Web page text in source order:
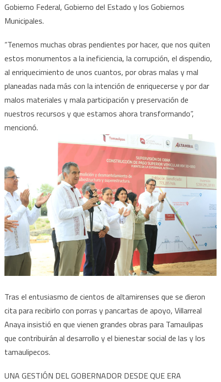
Gobierno Federal, Gobierno del Estado y los Gobiernos
Municipales.
“Tenemos muchas obras pendientes por hacer, que nos quiten
estos monumentos a la ineficiencia, la corrupción, el dispendio,
al enriquecimiento de unos cuantos, por obras malas y mal
planeadas nada más con la intención de enriquecerse y por dar
malos materiales y mala participación y preservación de
nuestros recursos y que estamos ahora transformando”,
mencionó.
Tras el entusiasmo de cientos de altamirenses que se dieron
cita para recibirlo con porras y pancartas de apoyo, Villarreal
Anaya insistió en que vienen grandes obras para Tamaulipas
que contribuirán al desarrollo y el bienestar social de las y los
tamaulipecos.
UNA GESTIÓN DEL GOBERNADOR DESDE QUE ERA